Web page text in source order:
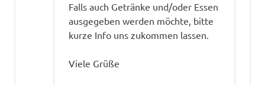
Falls auch Getränke und/oder Essen
ausgegeben werden möchte, bitte
kurze Info uns zukommen lassen.
Viele Grüße